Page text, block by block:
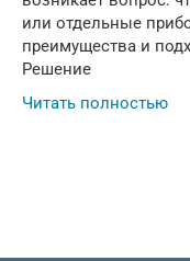
или отдельные
преимущества и
Решение
Читать полностью